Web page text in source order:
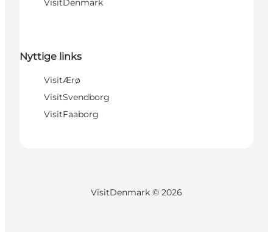
VisitDenmark
Nyttige links
VisitÆrø
VisitSvendborg
VisitFaaborg
VisitDenmark © 2026